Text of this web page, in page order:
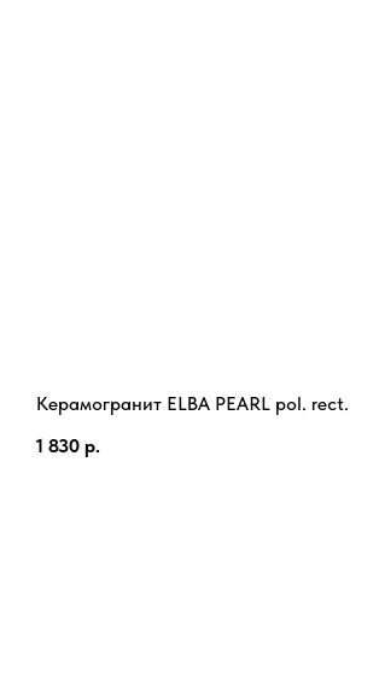
Керамогранит ELBA PEARL pol. rect.
1 830 р.